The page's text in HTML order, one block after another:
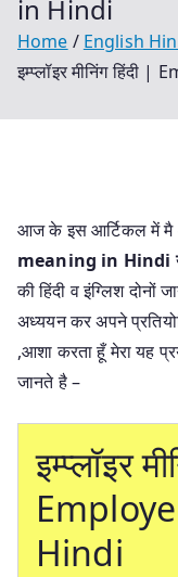
in Hindi
Home
English
इम्प्लॉइर मीनिंग
आज के इस आर्टिकल में मै
meaning in Hindi
की हिंदी व इंग्लिश दोनों
अध्ययन कर अपने
,आशा करता हूँ मेरा यह
जानते है –
इम्प्लॉइर
Hindi